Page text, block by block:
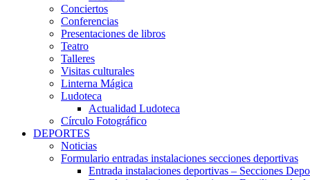
Conciertos
Conferencias
Presentaciones de libros
Teatro
Talleres
Visitas culturales
Linterna Mágica
Ludoteca
Actualidad Ludoteca
Círculo Fotográfico
DEPORTES
Noticias
Formulario entradas instalaciones secciones deportivas
Entrada instalaciones deportivas – Secciones